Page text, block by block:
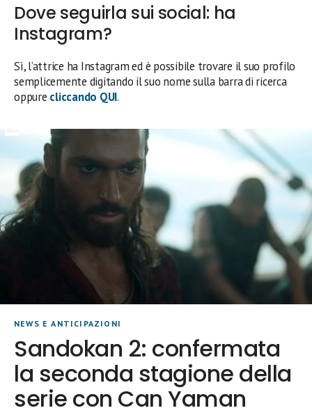
Dove seguirla sui social: ha
Instagram?
Sì, l’attrice ha Instagram ed è possibile trovare il suo profilo
semplicemente digitando il suo nome sulla barra di ricerca
oppure cliccando QUI.
NEWS E ANTICIPAZIONI
Sandokan 2: confermata
la seconda stagione della
serie con Can Yaman